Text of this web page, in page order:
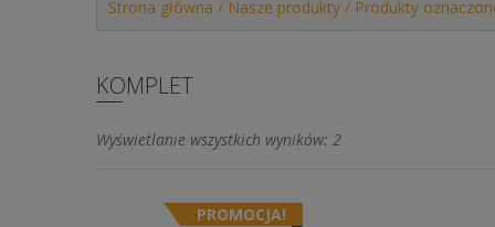
Strona główna / Nasze produkty / Produkty
KOMPLET
Wyświetlanie wszystkich wyników: 2
PROMOCJA!